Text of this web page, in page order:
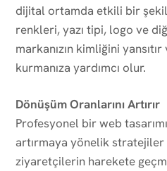
dijital ortamda etkili bir
renkleri, yazı tipi, logo ve
markanızın kimliğini
kurmanıza yardımcı olur.
Dönüşüm Oranlarını Artırır
Profesyonel bir web
artırmaya yönelik stratejiler
ziyaretçilerin harekete